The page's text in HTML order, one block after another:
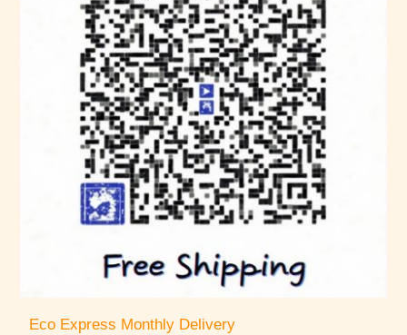
Eco Express Monthly Delivery